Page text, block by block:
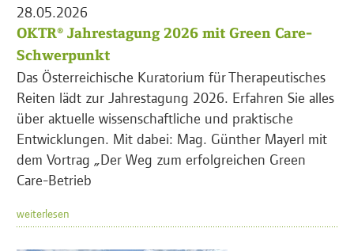
28.05.2026
OKTR® Jahrestagung 2026 mit Green Care-
Schwerpunkt
Das Österreichische Kuratorium für Therapeutisches
Reiten lädt zur Jahrestagung 2026. Erfahren Sie alles
über aktuelle wissenschaftliche und praktische
Entwicklungen. Mit dabei: Mag. Günther Mayerl mit
dem Vortrag „Der Weg zum erfolgreichen Green
Care-Betrieb
weiterlesen